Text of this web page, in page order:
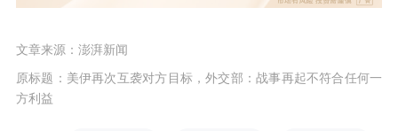
文章来源：澎湃新闻
原标题：美伊再次互袭对方目标，外交部：战事再起不符合任何一
方利益